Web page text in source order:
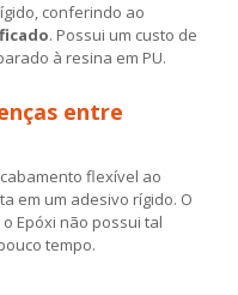
conferindo ao
. Possui um custo de
à resina em PU.
entre
flexível ao
em um adesivo rígido. O
Epóxi não possui tal
tempo.